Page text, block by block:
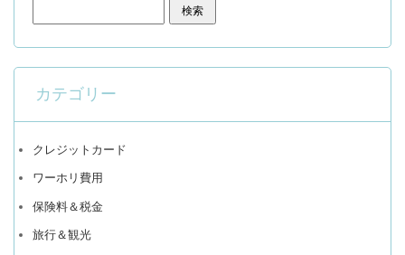
カテゴリー
クレジットカード
ワーホリ費用
保険料＆税金
旅行＆観光